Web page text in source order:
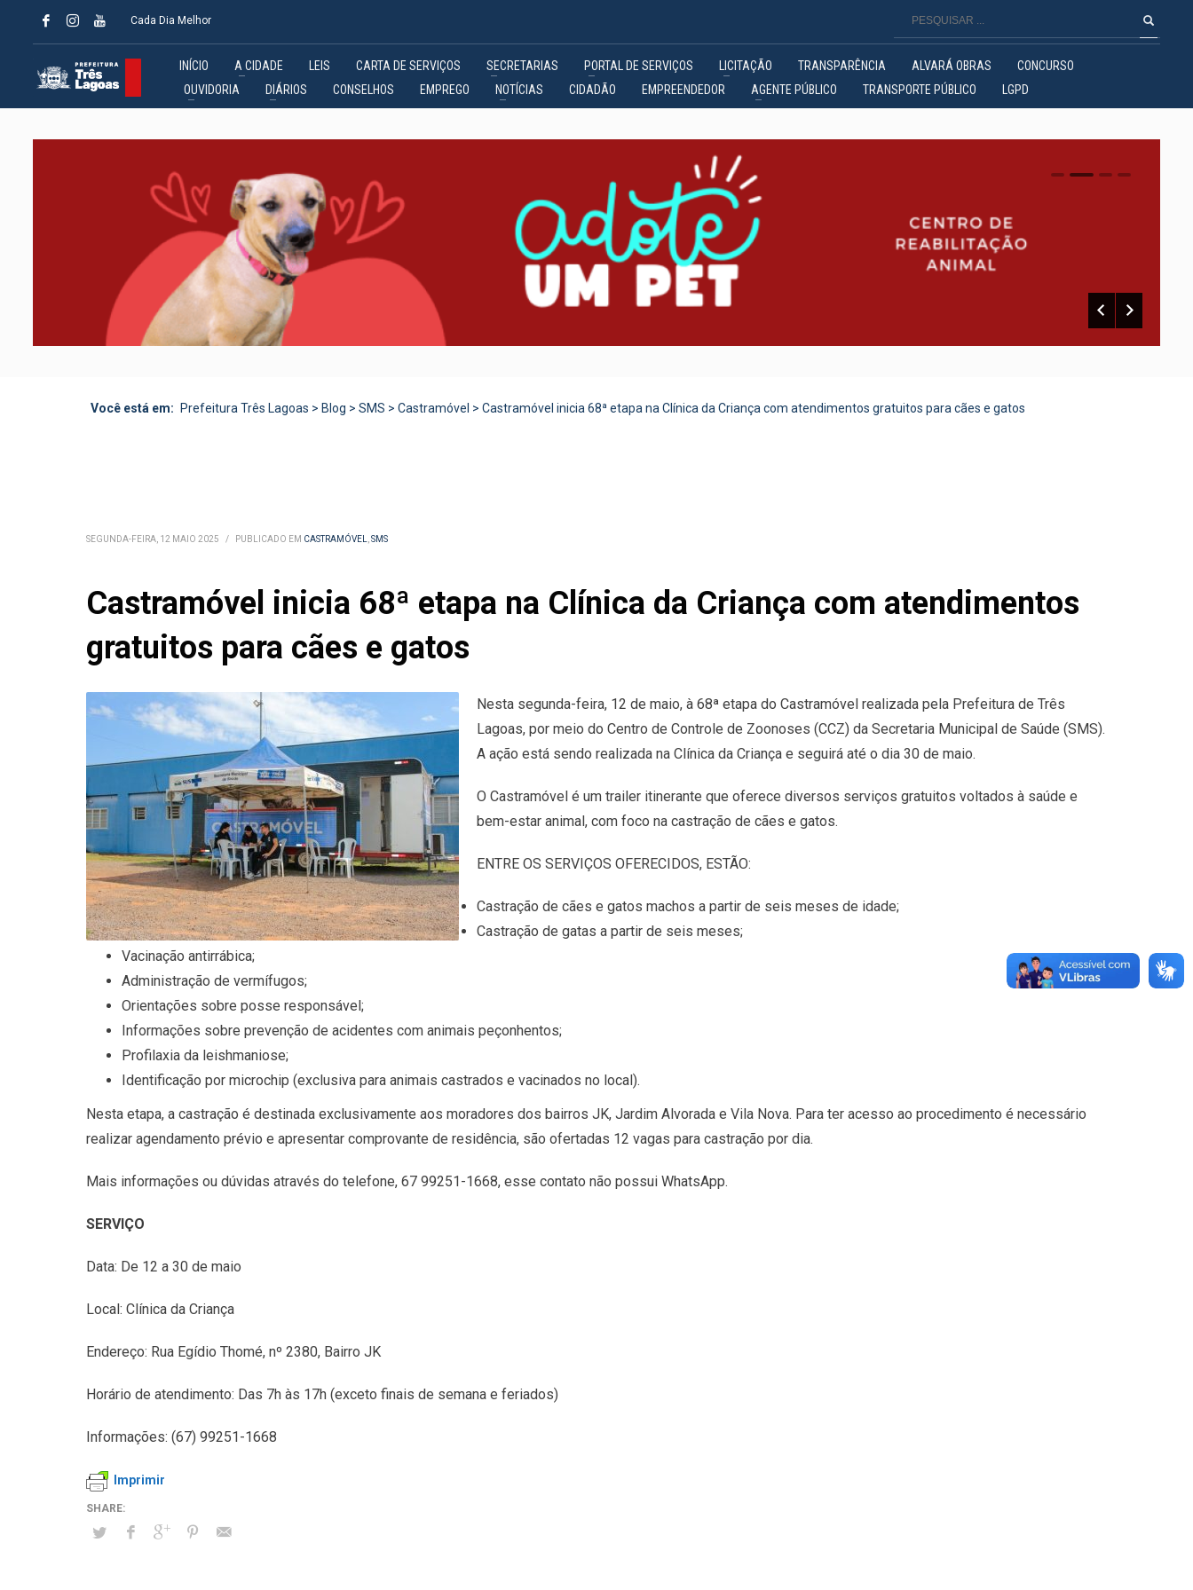
Cada Dia Melhor
INÍCIO A CIDADE LEIS CARTA DE SERVIÇOS SECRETARIAS PORTAL DE SERVIÇOS LICITAÇÃO TRANSPARÊNCIA ALVARÁ OBRAS
CONCURSO
OUVIDORIA
DIÁRIOS CONSELHOS EMPREGO NOTÍCIAS CIDADÃO EMPREENDEDOR AGENTE PÚBLICO TRANSPORTE PÚBLICO LGPD
0 1 2
Você está em: Prefeitura Três Lagoas > Blog > SMS > Castramóvel > Castramóvel inicia 68ª etapa na Clínica da Criança com atendimentos gratuitos para cães e gatos
SEGUNDA-FEIRA, 12 MAIO 2025 / PUBLICADO EM CASTRAMÓVEL,SMS
Castramóvel inicia 68ª etapa na Clínica da Criança com atendimentos
gratuitos para cães e gatos
Nesta segunda-feira, 12 de maio, à 68ª etapa do Castramóvel realizada pela Prefeitura de Três
Lagoas, por meio do Centro de Controle de Zoonoses (CCZ) da Secretaria Municipal de Saúde (SMS).
A ação está sendo realizada na Clínica da Criança e seguirá até o dia 30 de maio.
O Castramóvel é um trailer itinerante que oferece diversos serviços gratuitos voltados à saúde e
bem-estar animal, com foco na castração de cães e gatos.
ENTRE OS SERVIÇOS OFERECIDOS, ESTÃO:
Castração de cães e gatos machos a partir de seis meses de idade;
Castração de gatas a partir de seis meses;
Vacinação antirrábica;
Administração de vermífugos;
Orientações sobre posse responsável;
Informações sobre prevenção de acidentes com animais peçonhentos;
Profilaxia da leishmaniose;
Identificação por microchip (exclusiva para animais castrados e vacinados no local).
Nesta etapa, a castração é destinada exclusivamente aos moradores dos bairros JK, Jardim Alvorada e Vila Nova. Para ter acesso ao procedimento é necessário
realizar agendamento prévio e apresentar comprovante de residência, são ofertadas 12 vagas para castração por dia.
Mais informações ou dúvidas através do telefone, 67 99251-1668, esse contato não possui WhatsApp.
SERVIÇO
Data: De 12 a 30 de maio
Local: Clínica da Criança
Endereço: Rua Egídio Thomé, nº 2380, Bairro JK
Horário de atendimento: Das 7h às 17h (exceto finais de semana e feriados)
Informações: (67) 99251-1668
Imprimir